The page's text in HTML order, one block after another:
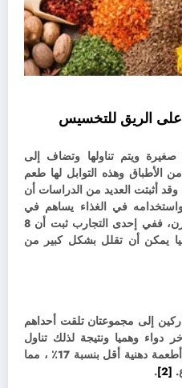
الريق للتخسيس
صغيرة ويتم تناولها وتضاف إلى
الأطباق وهذه التوابل لها طعم
وقد أثبتت العديد من الدراسات أن
في الغذاء يساهم في
ف
في إحدى التجارب ثبت أن 8
يمكن أن تقلل بشكل كبير من
إلى مجموعتان تلقت أحداهم
دواء وهميا ونتيجة لذلك تناول
المشاركون من المجموعة الأولى أطعمة دهنية أقل بنسبة 17٪ ، مما
[2]
.